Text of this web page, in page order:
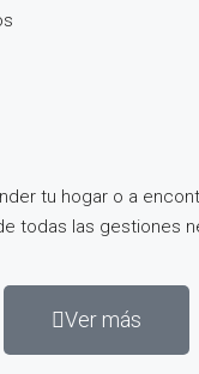
tu hogar o a
todas las gestiones
Ver más